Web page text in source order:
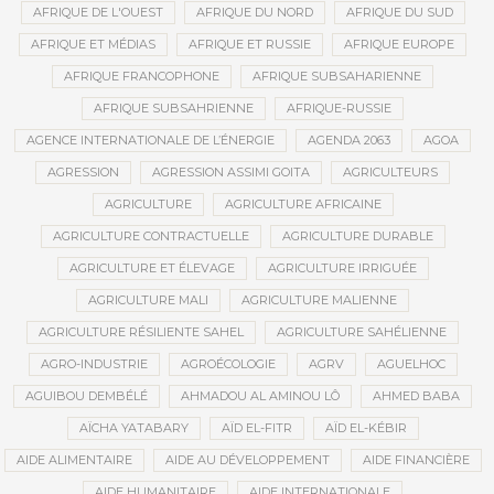
AFRIQUE DE L'OUEST AFRIQUE DU NORD AFRIQUE DU SUD
AFRIQUE ET MÉDIAS AFRIQUE ET RUSSIE AFRIQUE EUROPE
AFRIQUE FRANCOPHONE AFRIQUE SUBSAHARIENNE
AFRIQUE SUBSAHRIENNE AFRIQUE-RUSSIE
AGENCE INTERNATIONALE DE L’ÉNERGIE AGENDA 2063 AGOA
AGRESSION AGRESSION ASSIMI GOITA AGRICULTEURS
AGRICULTURE AGRICULTURE AFRICAINE
AGRICULTURE CONTRACTUELLE AGRICULTURE DURABLE
AGRICULTURE ET ÉLEVAGE AGRICULTURE IRRIGUÉE
AGRICULTURE MALI AGRICULTURE MALIENNE
AGRICULTURE RÉSILIENTE SAHEL AGRICULTURE SAHÉLIENNE
AGRO-INDUSTRIE AGROÉCOLOGIE AGRV AGUELHOC
AGUIBOU DEMBÉLÉ AHMADOU AL AMINOU LÔ AHMED BABA
AÏCHA YATABARY AÏD EL-FITR AÏD EL-KÉBIR
AIDE ALIMENTAIRE AIDE AU DÉVELOPPEMENT AIDE FINANCIÈRE